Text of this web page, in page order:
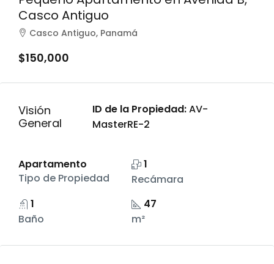
Casco Antiguo
Casco Antiguo, Panamá
$150,000
Visión
General
ID de la Propiedad:AV-
MasterRE-2
Apartamento
Tipo de Propiedad
1
Recámara
1
Baño
47
m²